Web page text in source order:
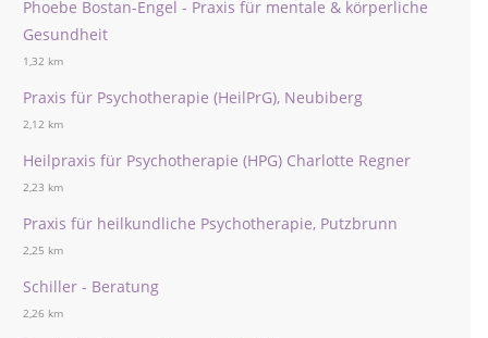
Phoebe Bostan-Engel - Praxis für mentale & körperliche
Gesundheit
1,32 km
Praxis für Psychotherapie (HeilPrG), Neubiberg
2,12 km
Heilpraxis für Psychotherapie (HPG) Charlotte Regner
2,23 km
Praxis für heilkundliche Psychotherapie, Putzbrunn
2,25 km
Schiller - Beratung
2,26 km